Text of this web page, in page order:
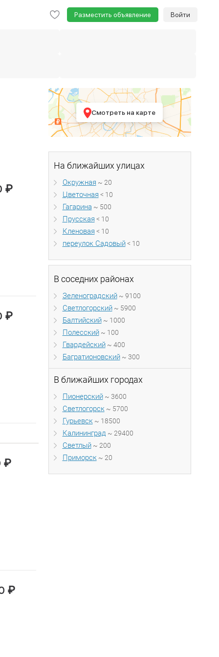
Разместить объявление Войти
Смотреть на карте
На ближайших улицах
Окружная ~ 20
Цветочная < 10
Гагарина ~ 500
Прусская < 10
Кленовая < 10
переулок Садовый< 10
В соседних районах
Зеленоградский~ 9100
Светлогорский~ 5900
Балтийский~ 1000
Полесский~ 100
Гвардейский~ 400
Багратионовский~ 300
В ближайших городах
Пионерский~ 3600
Светлогорск ~ 5700
Гурьевск ~ 18500
Калининград ~ 29400
Светлый~ 200
Приморск ~ 20
₽
₽
₽
₽